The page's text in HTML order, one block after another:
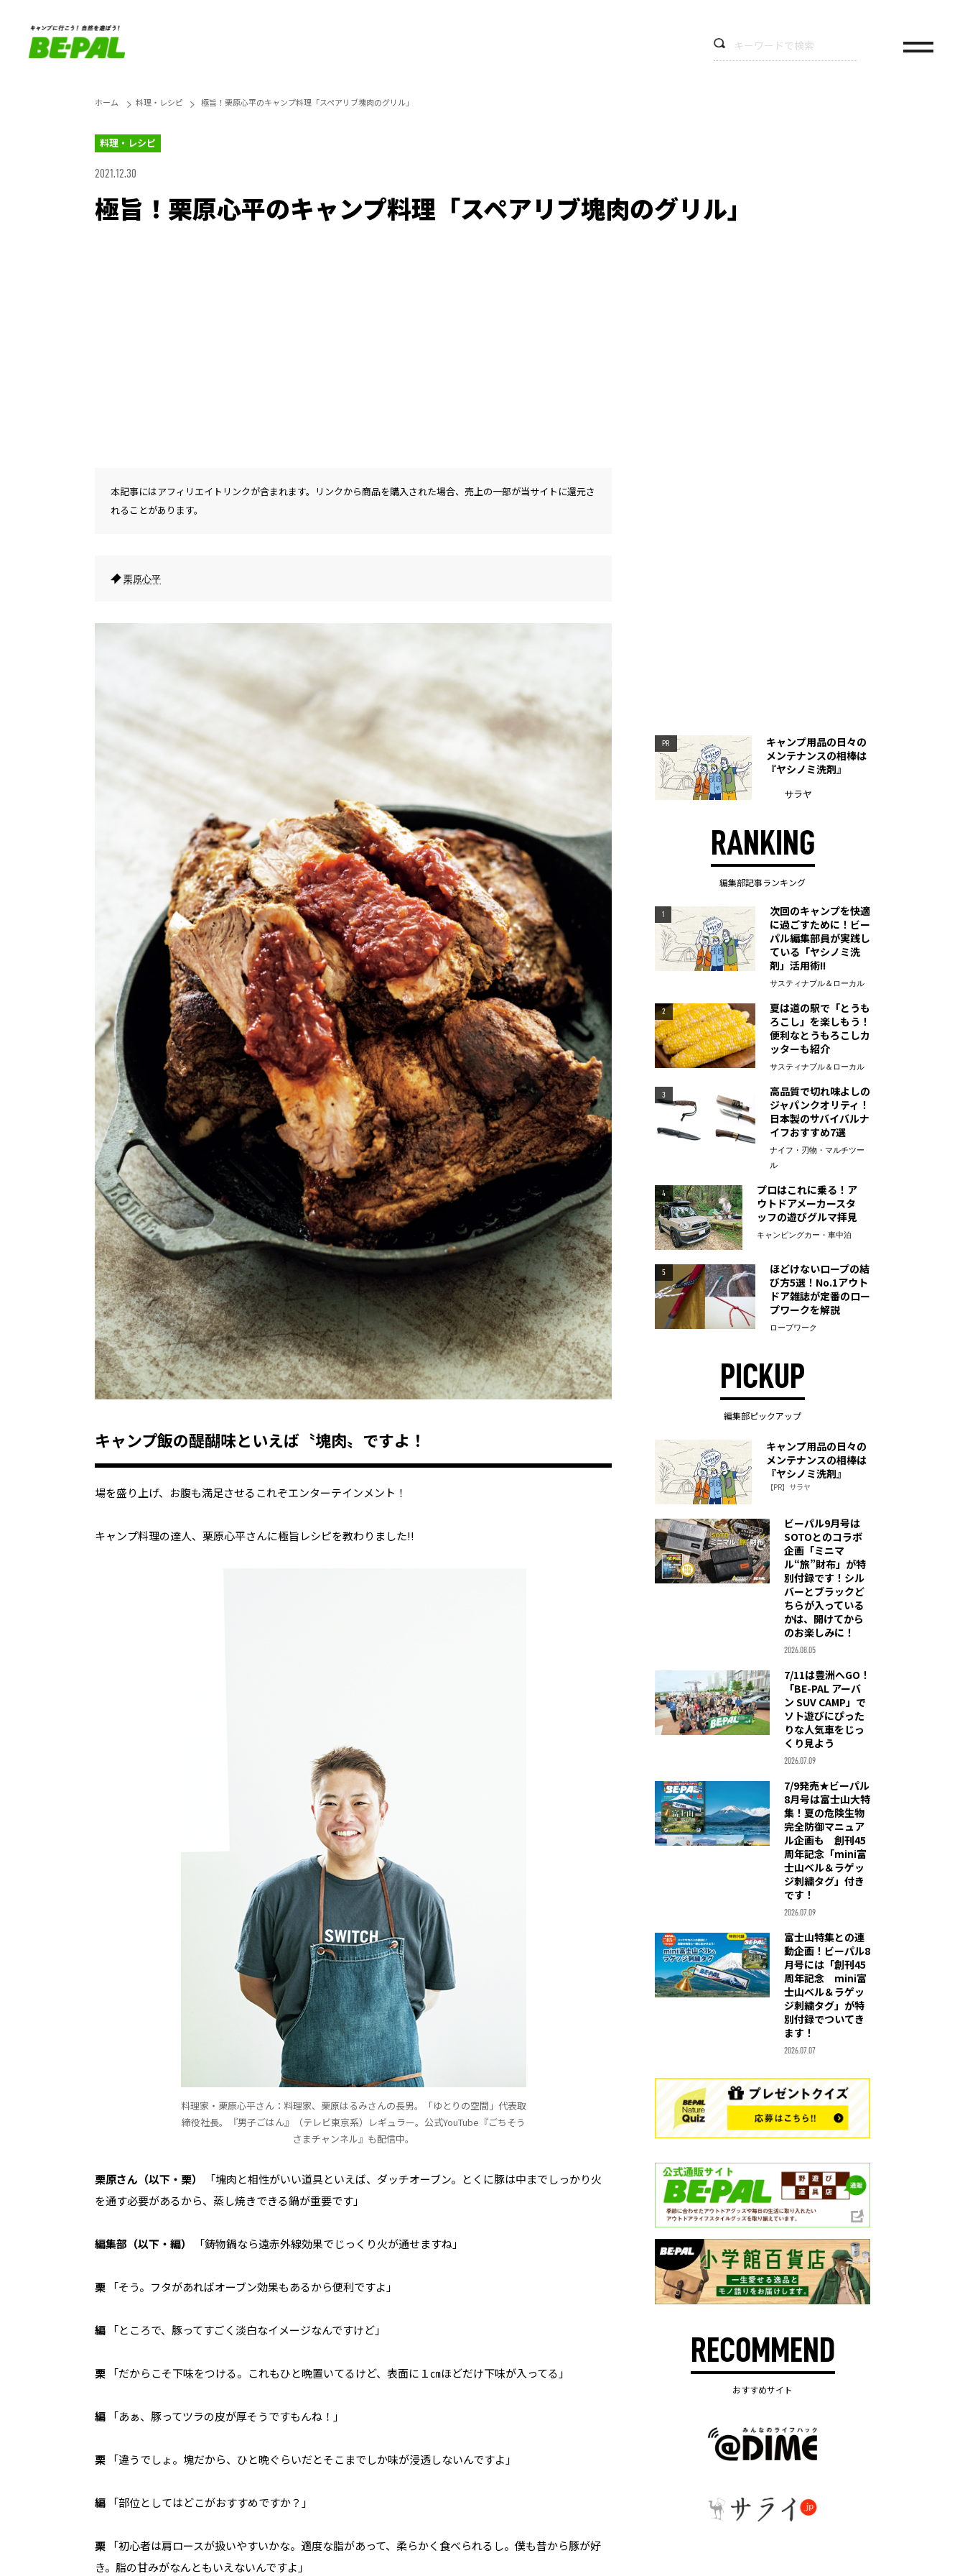
ホーム 料理・レシピ 極旨！栗原心平のキャンプ料理「スペアリブ塊肉のグリル」
料理・レシピ
2021.12.30
極旨！栗原心平のキャンプ料理「スペアリブ塊肉のグリル」
本記事にはアフィリエイトリンクが含まれます。リンクから商品を購入された場合、売上の一部が当サイトに還元さ
れることがあります。
栗原心平
キャンプ飯の醍醐味といえば〝塊肉〟ですよ！
場を盛り上げ、お腹も満足させるこれぞエンターテインメント！
キャンプ料理の達人、栗原心平さんに極旨レシピを教わりました!!
料理家・栗原心平さん：料理家、栗原はるみさんの長男。「ゆとりの空間」代表取
締役社長。『男子ごはん』（テレビ東京系）レギュラー。公式YouTube『ごちそう
さまチャンネル』も配信中。
栗原さん（以下・栗）
「塊肉と相性がいい道具といえば、ダッチオーブン。とくに豚は中までしっかり火
を通す必要があるから、蒸し焼きできる鍋が重要です」
編集部（以下・編） 「鋳物鍋なら遠赤外線効果でじっくり火が通せますね」
栗 「そう。フタがあればオーブン効果もあるから便利ですよ」
編 「ところで、豚ってすごく淡白なイメージなんですけど」
栗 「だからこそ下味をつける。これもひと晩置いてるけど、表面に１㎝ほどだけ下味が入ってる」
編 「あぁ、豚ってツラの皮が厚そうですもんね！」
栗 「違うでしょ。塊だから、ひと晩ぐらいだとそこまでしか味が浸透しないんですよ」
編 「部位としてはどこがおすすめですか？」
栗 「初心者は肩ロースが扱いやすいかな。適度な脂があって、柔らかく食べられるし。僕も昔から豚が好
き。脂の甘みがなんともいえないんですよ」
PR
キャンプ用品の日々の
メンテナンスの相棒は
『ヤシノミ洗剤』
サラヤ
RANKING
編集部記事ランキング
1
次回のキャンプを快適
に過ごすために！ビー
パル編集部員が実践し
ている「ヤシノミ洗
剤」活用術!!
サスティナブル＆ローカル
2
夏は道の駅で「とうも
ろこし」を楽しもう！
便利なとうもろこしカ
ッターも紹介
サスティナブル＆ローカル
3
高品質で切れ味よしの
ジャパンクオリティ！
日本製のサバイバルナ
イフおすすめ7選
ナイフ・刃物・マルチツー
ル
4
プロはこれに乗る！ア
ウトドアメーカースタ
ッフの遊びグルマ拝見
キャンピングカー・車中泊
5
ほどけないロープの結
び方5選！No.1アウト
ドア雑誌が定番のロー
プワークを解説
ロープワーク
PICKUP
編集部ピックアップ
キャンプ用品の日々の
メンテナンスの相棒は
『ヤシノミ洗剤』
【PR】サラヤ
ビーパル9月号は
SOTOとのコラボ
企画「ミニマ
ル“旅”財布」が特
別付録です！シル
バーとブラックど
ちらが入っている
かは、開けてから
のお楽しみに！
2026.08.05
7/11は豊洲へGO！
「BE-PAL アーバ
ン SUV CAMP」で
ソト遊びにぴった
りな人気車をじっ
くり見よう
2026.07.09
7/9発売★ビーパル
8月号は富士山大特
集！夏の危険生物
完全防御マニュア
ル企画も 創刊45
周年記念「mini富
士山ベル＆ラゲッ
ジ刺繍タグ」付き
です！
2026.07.09
富士山特集との連
動企画！ビーパル8
月号には「創刊45
周年記念 mini富
士山ベル＆ラゲッ
ジ刺繍タグ」が特
別付録でついてき
ます！
2026.07.07
RECOMMEND
おすすめサイト